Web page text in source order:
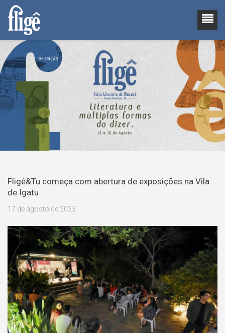
Fligê&Tu começa com abertura de exposições na Vila
de Igatu
17 de agosto de 2023